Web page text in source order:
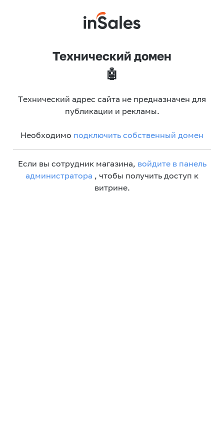
Технический домен
🤖
Технический адрес сайта не предназначен для
публикации и рекламы.
Необходимо подключить собственный домен
Если вы сотрудник магазина, войдите в панель
администратора , чтобы получить доступ к
витрине.